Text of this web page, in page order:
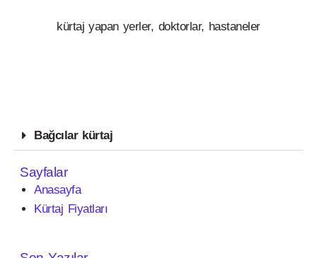
kürtaj yapan yerler, doktorlar, hastaneler
Bağcılar kürtaj
Sayfalar
Anasayfa
Kürtaj Fiyatları